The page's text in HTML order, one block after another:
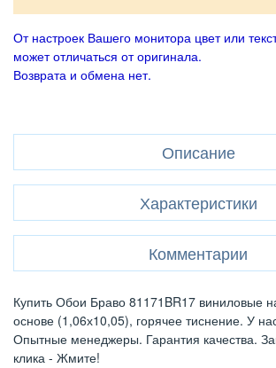
От настроек Вашего монитора цвет или
может отличаться от оригинала.
Возврата и обмена нет.
Описание
Характеристики
Комментарии
Купить Обои Браво 81171BR17 виниловые
основе (1,06х10,05), горячее тиснение. У
Опытные менеджеры. Гарантия качества.
клика - Жмите!